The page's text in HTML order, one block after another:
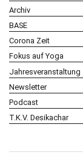
Archiv
BASE
Corona Zeit
Fokus auf Yoga
Jahresveranstaltung
Newsletter
Podcast
T.K.V. Desikachar